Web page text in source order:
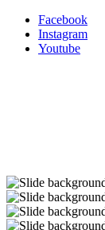
Facebook
Instagram
Youtube